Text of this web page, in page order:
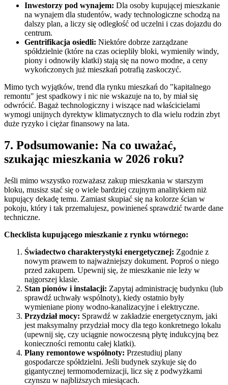
Inwestorzy pod wynajem: Dla osoby kupującej mieszkanie
na wynajem dla studentów, wady technologiczne schodzą na
dalszy plan, a liczy się odległość od uczelni i czas dojazdu do
centrum.
Gentrifikacja osiedli: Niektóre dobrze zarządzane
spółdzielnie (które na czas ociepliły bloki, wymieniły windy,
piony i odnowiły klatki) stają się na nowo modne, a ceny
wykończonych już mieszkań potrafią zaskoczyć.
Mimo tych wyjątków, trend dla rynku mieszkań do "kapitalnego
remontu" jest spadkowy i nic nie wskazuje na to, by miał się
odwrócić. Bagaż technologiczny i wiszące nad właścicielami
wymogi unijnych dyrektyw klimatycznych to dla wielu rodzin zbyt
duże ryzyko i ciężar finansowy na lata.
7. Podsumowanie: Na co uważać,
szukając mieszkania w 2026 roku?
Jeśli mimo wszystko rozważasz zakup mieszkania w starszym
bloku, musisz stać się o wiele bardziej czujnym analitykiem niż
kupujący dekadę temu. Zamiast skupiać się na kolorze ścian w
pokoju, który i tak przemalujesz, powinieneś sprawdzić twarde dane
techniczne.
Checklista kupującego mieszkanie z rynku wtórnego:
Świadectwo charakterystyki energetycznej: Zgodnie z
nowym prawem to najważniejszy dokument. Poproś o niego
przed zakupem. Upewnij się, że mieszkanie nie leży w
najgorszej klasie.
Stan pionów i instalacji: Zapytaj administrację budynku (lub
sprawdź uchwały wspólnoty), kiedy ostatnio były
wymieniane piony wodno-kanalizacyjne i elektryczne.
Przydział mocy: Sprawdź w zakładzie energetycznym, jaki
jest maksymalny przydział mocy dla tego konkretnego lokalu
(upewnij się, czy uciągnie nowoczesną płytę indukcyjną bez
konieczności remontu całej klatki).
Plany remontowe wspólnoty: Przestudiuj plany
gospodarcze spółdzielni. Jeśli budynek szykuje się do
gigantycznej termomodernizacji, licz się z podwyżkami
czynszu w najbliższych miesiącach.